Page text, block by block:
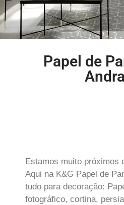
Papel de
Estamos muito próximos
Aqui na K&G Papel de
tudo para decoração:
fotográfico, cortina,